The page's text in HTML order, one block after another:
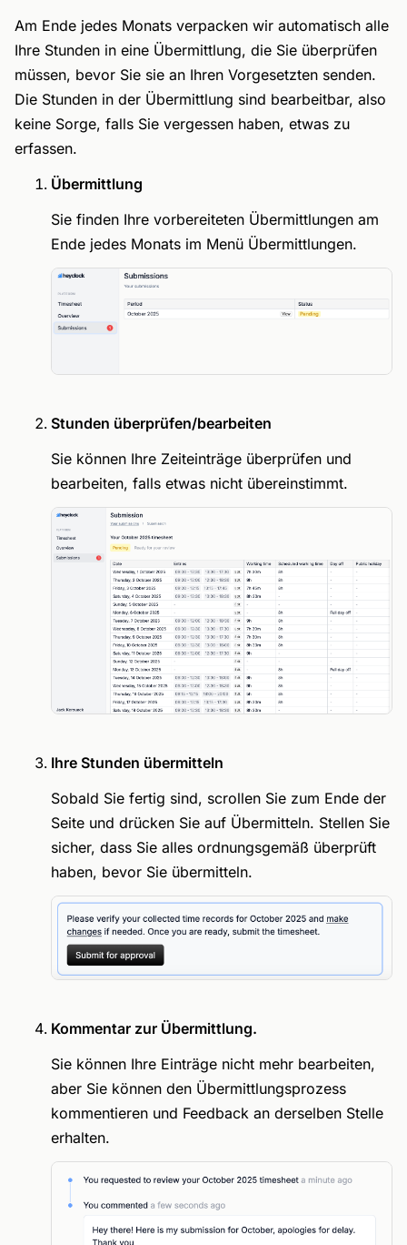
Am Ende jedes Monats verpacken wir automatisch alle
Ihre Stunden in eine Übermittlung, die Sie überprüfen
müssen, bevor Sie sie an Ihren Vorgesetzten senden.
Die Stunden in der Übermittlung sind bearbeitbar, also
keine Sorge, falls Sie vergessen haben, etwas zu
erfassen.
Übermittlung
Sie finden Ihre vorbereiteten Übermittlungen am
Ende jedes Monats im Menü Übermittlungen.
Stunden überprüfen/bearbeiten
Sie können Ihre Zeiteinträge überprüfen und
bearbeiten, falls etwas nicht übereinstimmt.
Ihre Stunden übermitteln
Sobald Sie fertig sind, scrollen Sie zum Ende der
Seite und drücken Sie auf Übermitteln. Stellen Sie
sicher, dass Sie alles ordnungsgemäß überprüft
haben, bevor Sie übermitteln.
Kommentar zur Übermittlung.
Sie können Ihre Einträge nicht mehr bearbeiten,
aber Sie können den Übermittlungsprozess
kommentieren und Feedback an derselben Stelle
erhalten.